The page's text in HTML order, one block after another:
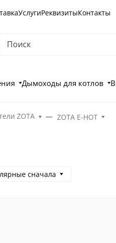
УслугиРеквизитыКонтакты
Дымоходы для котлов
ZOTA ZOTA E-HOT
сначала